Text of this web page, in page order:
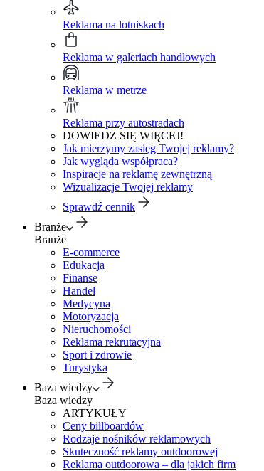
Reklama na lotniskach
Reklama w galeriach handlowych
Reklama w metrze
Reklama przy autostradach
DOWIEDZ SIĘ WIĘCEJ!
Jak mierzymy zasięg Twojej reklamy?
Jak wygląda współpraca?
Inspiracje na reklamę zewnętrzną
Wizualizacje Twojej reklamy
Sprawdź cennik
Branże
Branże
E-commerce
Edukacja
Finanse
Handel
Medycyna
Motoryzacja
Nieruchomości
Reklama rekrutacyjna
Sport i zdrowie
Turystyka
Baza wiedzy
Baza wiedzy
ARTYKUŁY
Ceny billboardów
Rodzaje nośników reklamowych
Skuteczność reklamy outdoorowej
Reklama outdoorowa – dla jakich firm